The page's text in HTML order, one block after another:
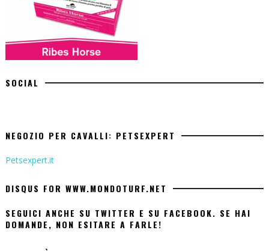
SOCIAL
NEGOZIO PER CAVALLI: PETSEXPERT
Petsexpert.it
DISQUS FOR WWW.MONDOTURF.NET
SEGUICI ANCHE SU TWITTER E SU FACEBOOK. SE HAI
DOMANDE, NON ESITARE A FARLE!